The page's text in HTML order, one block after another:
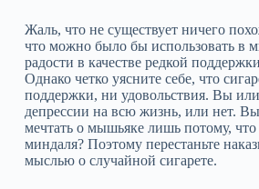
Жаль, что не существует ничего
что можно было бы использовать в
радости в качестве редкой
Однако четко уясните себе, что
поддержки, ни удовольствия. Вы или
депрессии на всю жизнь, или нет.
мечтать о мышьяке лишь потому, что
миндаля? Поэтому перестаньте
мыслью о случайной сигарете.